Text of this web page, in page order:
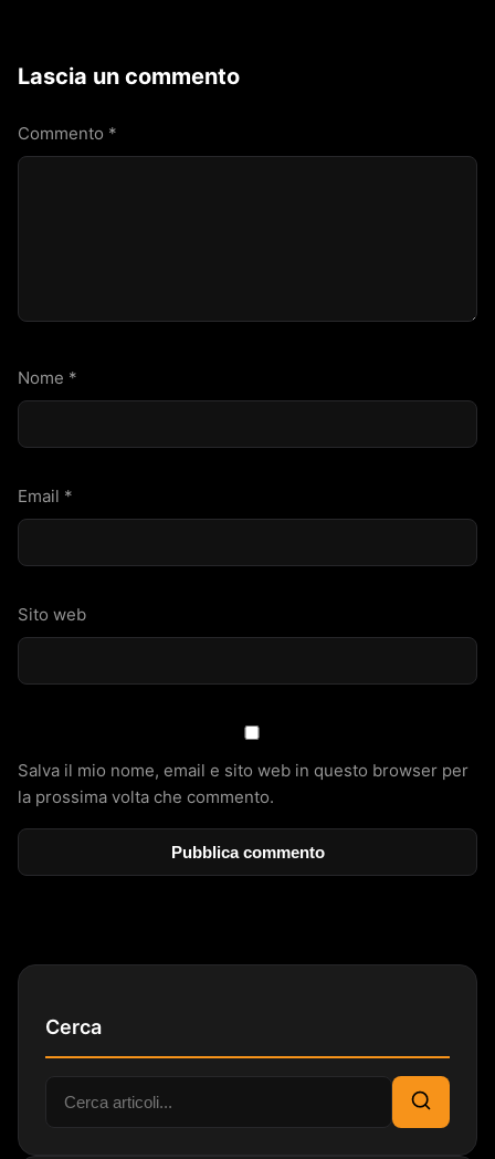
Lascia un commento
Commento *
Nome *
Email *
Sito web
Salva il mio nome, email e sito web in questo browser per
la prossima volta che commento.
Cerca
Cerca:
Cerca